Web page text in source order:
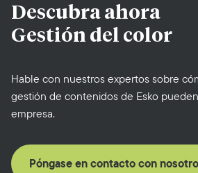
Descubra ahora
Gestión del color
Hable con nuestros expertos sobre
gestión de contenidos de Esko
empresa.
Póngase en contacto con